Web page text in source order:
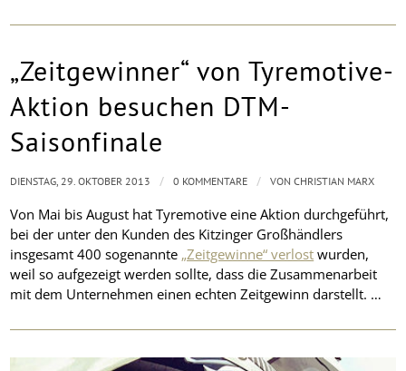
„Zeitgewinner“ von Tyremotive-
Aktion besuchen DTM-
Saisonfinale
Von Mai bis August hat Tyremotive eine Aktion durchgeführt,
bei der unter den Kunden des Kitzinger Großhändlers
insgesamt 400 sogenannte „Zeitgewinne“ verlost wurden,
weil so aufgezeigt werden sollte, dass die Zusammenarbeit
mit dem Unternehmen einen echten Zeitgewinn darstellt. …
DIENSTAG, 29. OKTOBER 2013 / 0 KOMMENTARE / VONCHRISTIAN MARX